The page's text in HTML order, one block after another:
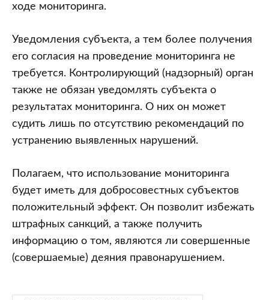
ходе мониторинга.
Уведомления субъекта, а тем более получения
его согласия на проведение мониторинга не
требуется. Контролирующий (надзорный) орган
также не обязан уведомлять субъекта о
результатах мониторинга. О них он может
судить лишь по отсутствию рекомендаций по
устранению выявленных нарушений.
Полагаем, что использование мониторинга
будет иметь для добросовестных субъектов
положительный эффект. Он позволит избежать
штрафных санкций, а также получить
информацию о том, являются ли совершенные
(совершаемые) деяния правонарушением.